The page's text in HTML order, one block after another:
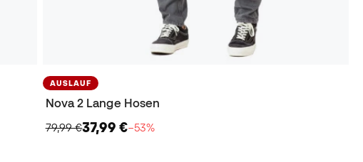
AUSLAUF
Nova 2 Lange Hosen
79,99 €37,99 €−53%